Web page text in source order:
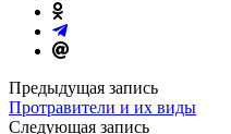
Предыдущая запись
Протравители и их виды
Следующая запись